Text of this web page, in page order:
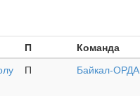
П Команда
П Байкал-ОРДА